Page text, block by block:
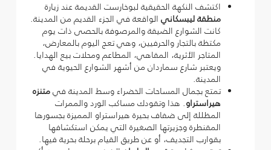
اكتشف النكهة الحقيقية لبوخارست القديمة عند زيارة
منطقة ليبسكانيالواقعة في الجزء القديم من المدينة.
كانت الشوارع الضيقة والمرصوفة بالحصى ذات يوم
مكتظة بالتجار والحرفيين، وهي تعج اليوم بالمعارض،
المتاجر الأثرية، المقاهي، المطاعم ومحلات بيع الهدايا.
ويعتبر شارع سماردان من أشهر الشوارع الحيوية في
المدينة.
تمتع بجمال المساحات الخضراء وسط المدينة فيمتنزه
هيراستراو. هذا وتقودك مساكب الورد والممرات
المظللة إلى ضفاف بحيرة هيراستراو المميزة بجسورها
المقنطرة وجزيرتها الصغيرة التي يمكن استكشافها
بقوارب التجديف، أو عن طريق القيام برحلة بحرية فيها.